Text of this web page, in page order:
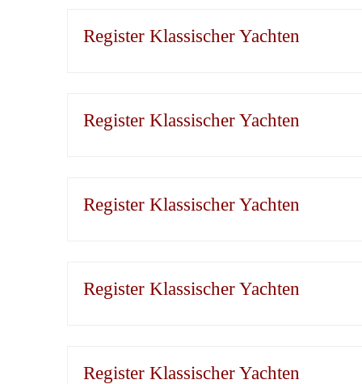
Register Klassischer Yachten
Register Klassischer Yachten
Register Klassischer Yachten
Register Klassischer Yachten
Register Klassischer Yachten